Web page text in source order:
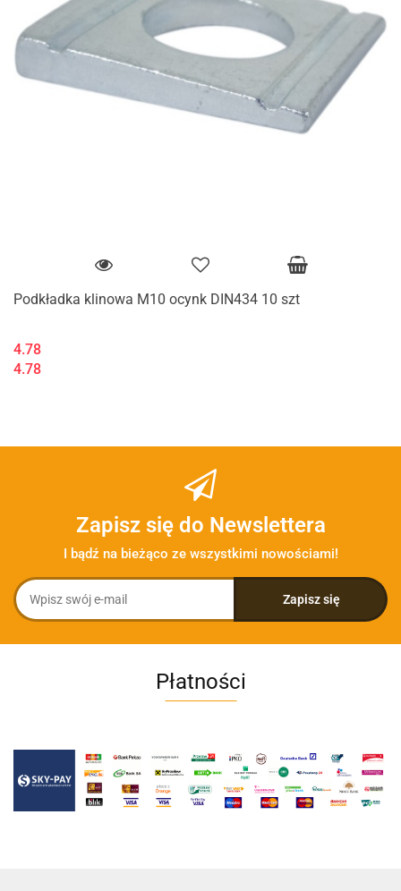
Podkładka klinowa M10 ocynk DIN434 10 szt
4.78
4.78
Zapisz się do Newslettera
I bądź na bieżąco ze wszystkimi nowościami!
Płatności